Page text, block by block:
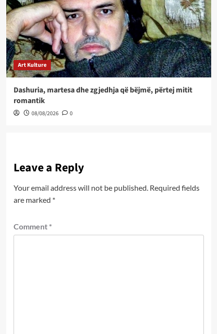
Art Kulture
Dashuria, martesa dhe zgjedhja që bëjmë, përtej mitit
romantik
08/08/2026 0
Leave a Reply
Your email address will not be published. Required fields
are marked *
Comment *